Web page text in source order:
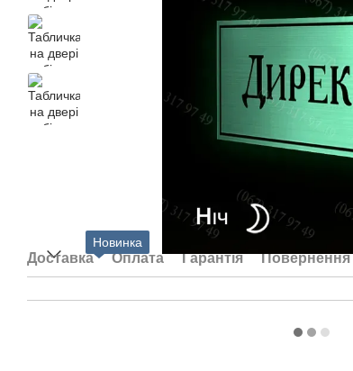
Новинка
Доставка Оплата Гарантія Повернення